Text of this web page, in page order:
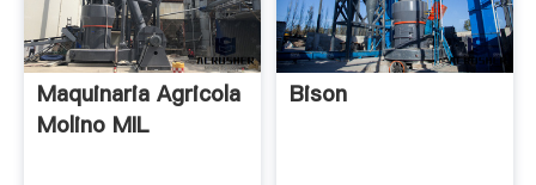
Maquinaria Agricola
Molino MIL
Bison